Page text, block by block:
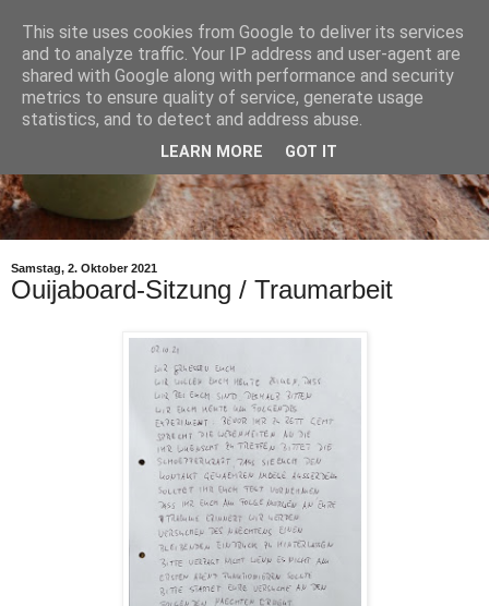
Samstag, 2. Oktober 2021
Ouijaboard-Sitzung / Traumarbeit
This site uses cookies from Google to deliver its services
and to analyze traffic. Your IP address and user-agent are
shared with Google along with performance and security
metrics to ensure quality of service, generate usage
statistics, and to detect and address abuse.
LEARN MORE GOT IT